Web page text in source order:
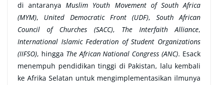
di antaranyaMuslim Youth Movement of South Africa
(MYM), United Democratic Front (UDF), South African
Council of Churches (SACC), The Interfaith Alliance,
International Islamic Federation of Student Organizations
(IIFSO), hingga The African National Congress (ANC). Esack
menempuh pendidikan tinggi di Pakistan, lalu kembali
ke Afrika Selatan untuk mengimplementasikan ilmunya